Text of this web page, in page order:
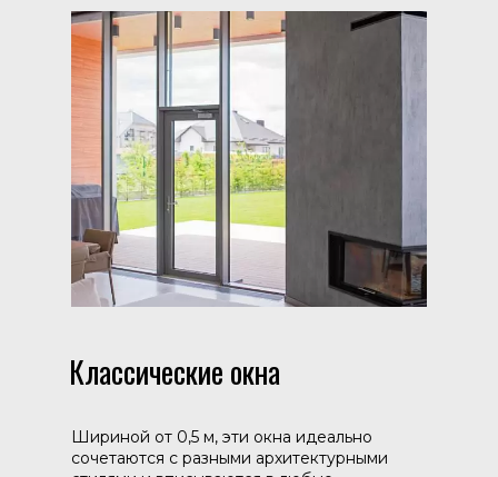
Шириной от 0,5 м, эти окна идеально
сочетаются с разными архитектурными
Классические окна